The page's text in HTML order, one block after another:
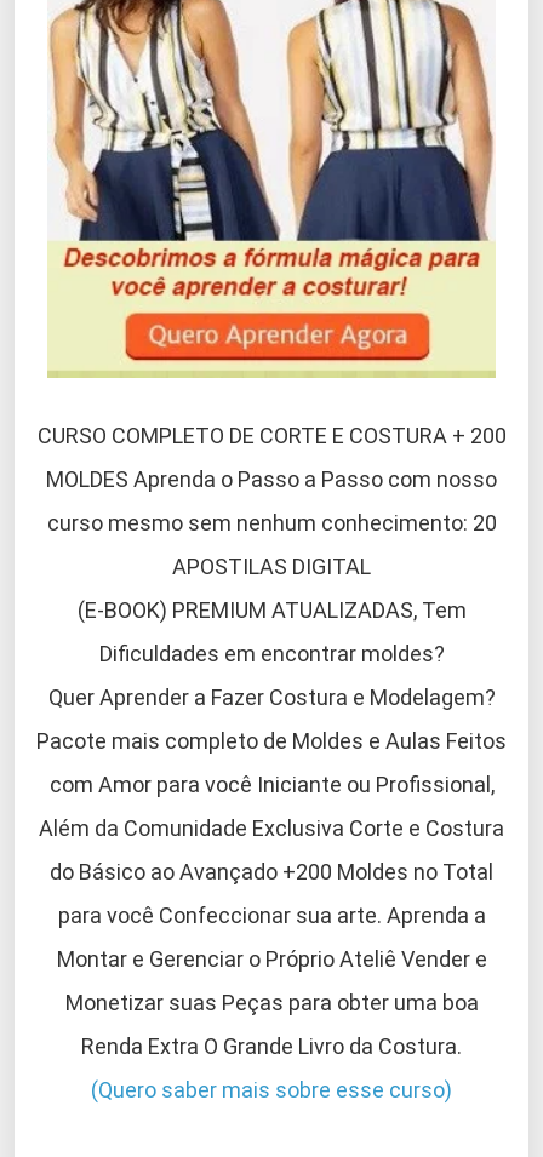
CURSO COMPLETO DE CORTE E COSTURA + 200
MOLDES Aprenda o Passo a Passo com nosso
curso mesmo sem nenhum conhecimento: 20
APOSTILAS DIGITAL
(E-BOOK) PREMIUM ATUALIZADAS, Tem
Dificuldades em encontrar moldes?
Quer Aprender a Fazer Costura e Modelagem?
Pacote mais completo de Moldes e Aulas Feitos
com Amor para você Iniciante ou Profissional,
Além da Comunidade Exclusiva Corte e Costura
do Básico ao Avançado +200 Moldes no Total
para você Confeccionar sua arte. Aprenda a
Montar e Gerenciar o Próprio Ateliê Vender e
Monetizar suas Peças para obter uma boa
Renda Extra O Grande Livro da Costura.
(Quero saber mais sobre esse curso)